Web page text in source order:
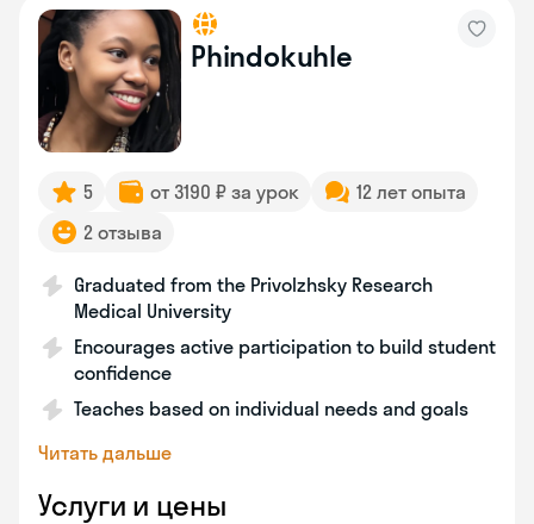
Phindokuhle
5 от 3190 ₽ за урок
12 лет опыта
2 отзыва
Graduated from the Privolzhsky Research
Medical University
Encourages active participation to build student
confidence
Teaches based on individual needs and goals
Читать дальше
Услуги и цены